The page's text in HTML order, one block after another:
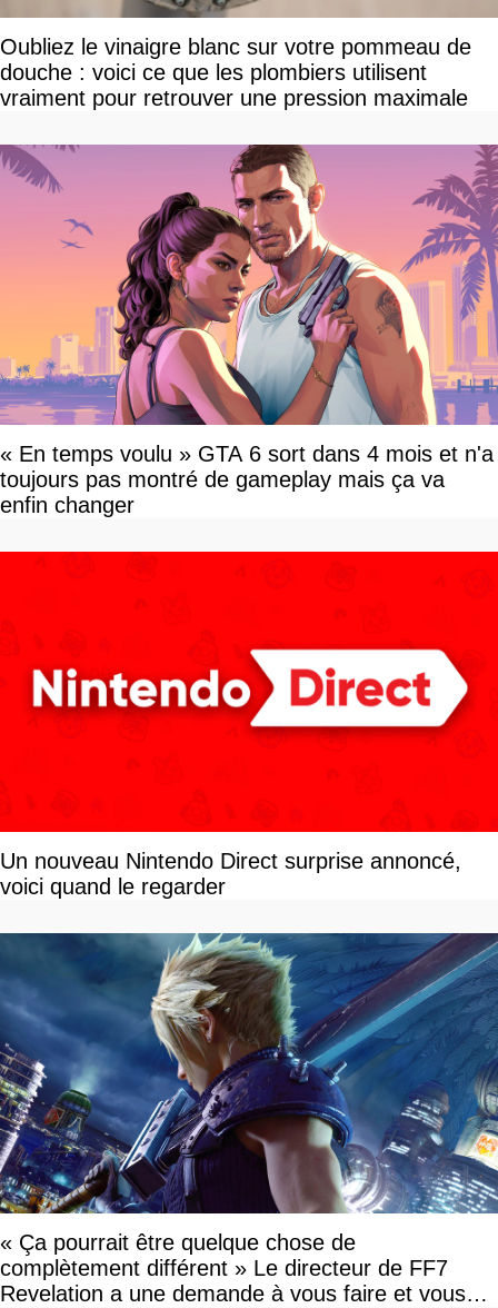
Oubliez le vinaigre blanc sur votre pommeau de
douche : voici ce que les plombiers utilisent
vraiment pour retrouver une pression maximale
« En temps voulu » GTA 6 sort dans 4 mois et n'a
toujours pas montré de gameplay mais ça va
enfin changer
Un nouveau Nintendo Direct surprise annoncé,
voici quand le regarder
« Ça pourrait être quelque chose de
complètement différent » Le directeur de FF7
Revelation a une demande à vous faire et vous